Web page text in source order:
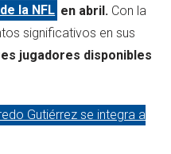
la NFL en abril. Con la
significativos en sus
jugadores disponibles
Gutiérrez se integra a